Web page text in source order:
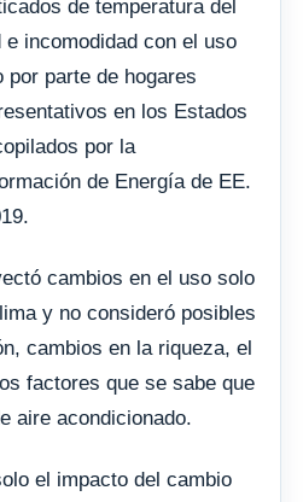
de temperatura del
incomodidad con el uso
por parte de hogares
en los Estados
por la
de Energía de EE.
cambios en el uso solo
y no consideró posibles
cambios en la riqueza, el
factores que se sabe que
aire acondicionado.
el impacto del cambio